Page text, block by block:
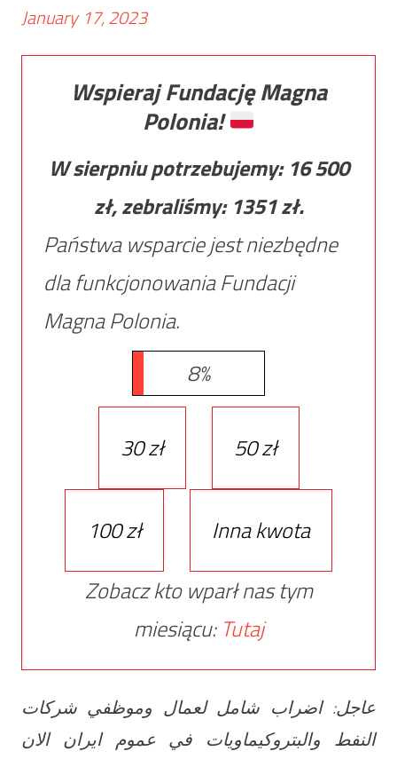
January 17, 2023
Wspieraj Fundację Magna
Polonia!
W sierpniu potrzebujemy: 16 500
zł, zebraliśmy: 1351zł.
Państwa wsparcie jest niezbędne
dla funkcjonowania Fundacji
Magna Polonia.
8%
30 zł 50 zł
100 zł
Inna kwota
Zobacz kto wparł nas tym
miesiącu: Tutaj
عاجل: اضراب شامل لعمال وموظفي شركات
النفط والبتروكيماويات في عموم ايران الان